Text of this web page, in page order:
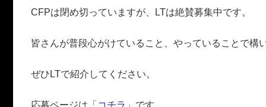
CFPは閉め切っていますが、LTは絶賛募集中です。
皆さんが普段心がけていること、やっていることで構
ぜひLTで紹介してください。
応募ページは「 コチラ 」です。